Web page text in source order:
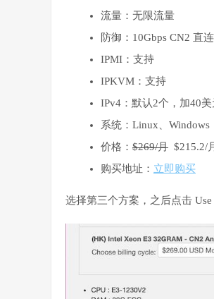
流量：无限流量
防御：10Gbps CN2 直
IPMI：支持
IPKVM：支持
IPv4：默认2个，加40
系统：Linux、Windows
价格： $269/月 $215.2/
购买地址： 立即购买
选择第三个方案，之后点击